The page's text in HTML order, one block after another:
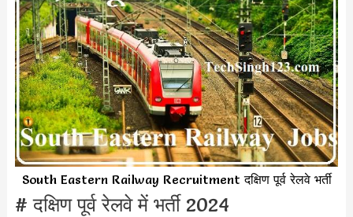
South Eastern Railway Recruitment दक्षिण पूर्व रेलवे भर्ती
# दक्षिण पूर्व रेलवे में भर्ती 2024